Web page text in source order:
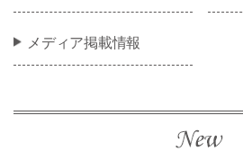
メディア掲載情報